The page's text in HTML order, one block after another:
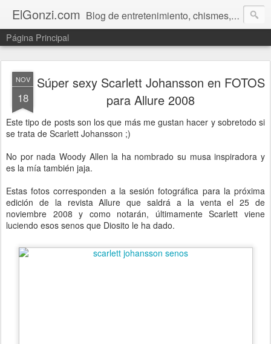
ElGonzi.com Blog de entretenimiento, chismes, humor, farándula, curiosidades, ovnis, noticias calientes, fotos, videos, paranormal y ¡más!
Página Principal
NOV
18
Súper sexy Scarlett Johansson en FOTOS
para Allure 2008
Este tipo de posts son los que más me gustan hacer y sobretodo si
se trata de Scarlett Johansson ;)
No por nada Woody Allen la ha nombrado su musa inspiradora y
es la mía también jaja.
Estas fotos corresponden a la sesión fotográfica para la próxima
edición de la revista Allure que saldrá a la venta el 25 de
noviembre 2008 y como notarán, últimamente Scarlett viene
luciendo esos senos que Diosito le ha dado.